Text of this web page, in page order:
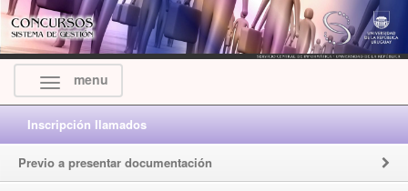
menu
Inscripción llamados
Previo a presentar documentación